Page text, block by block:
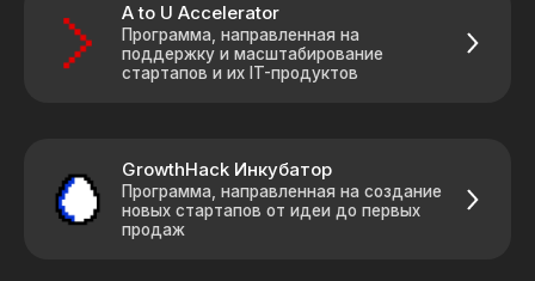
A to U Accelerator
Программа, направленная на
поддержку и масштабирование
стартапов и их IT-продуктов
GrowthHack Инкубатор
Программа, направленная на создание
новых стартапов от идеи до первых
продаж